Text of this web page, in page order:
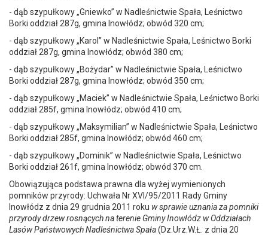
- dąb szypułkowy „Gniewko” w Nadleśnictwie Spała, Leśnictwo
Borki oddział 287g, gmina Inowłódz; obwód 320 cm;
- dąb szypułkowy „Karol” w Nadleśnictwie Spała, Leśnictwo Borki
oddział 287g, gmina Inowłódz; obwód 380 cm;
- dąb szypułkowy „Bożydar” w Nadleśnictwie Spała, Leśnictwo
Borki oddział 287g, gmina Inowłódz; obwód 350 cm;
- dąb szypułkowy „Maciek” w Nadleśnictwie Spała, Leśnictwo Borki
oddział 285f, gmina Inowłódz; obwód 410 cm;
- dąb szypułkowy „Maksymilian” w Nadleśnictwie Spała, Leśnictwo
Borki oddział 285f, gmina Inowłódz; obwód 460 cm;
- dąb szypułkowy „Dominik” w Nadleśnictwie Spała, Leśnictwo
Borki oddział 261f, gmina Inowłódz; obwód 370 cm.
Obowiązująca podstawa prawna dla wyżej wymienionych
pomników przyrody: Uchwała Nr XVI/95/2011 Rady Gminy
Inowłódz z dnia 29 grudnia 2011 roku w sprawie uznania za pomniki
przyrody drzew rosnących na terenie Gminy Inowłódz w Oddziałach
Lasów Państwowych Nadleśnictwa Spała(Dz.Urz.W.Ł. z dnia 20